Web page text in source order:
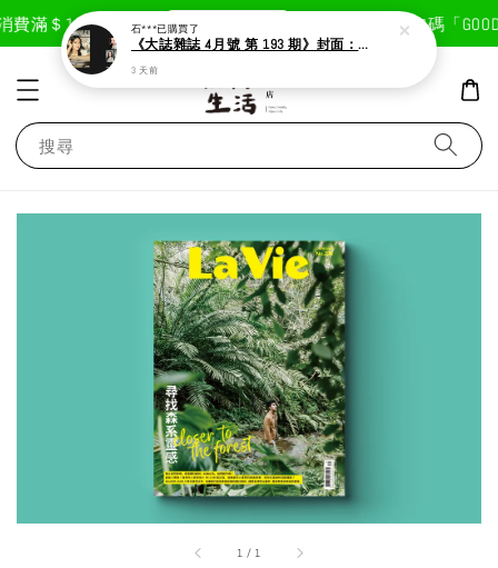
滿＄1800免運費 現在去購物！ 首次註冊輸入折扣碼「
搜尋
1 / 1
石***已購買了
《大誌雜誌 4月號 第 193 期》封面：Solar 頌樂
3 天前